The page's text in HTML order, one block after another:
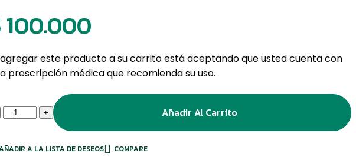
100.000
este producto a su carrito está aceptando que usted cuenta con
prescripción médica que recomienda su uso.
+ Añadir Al Carrito
A LA LISTA DE DESEOS COMPARE